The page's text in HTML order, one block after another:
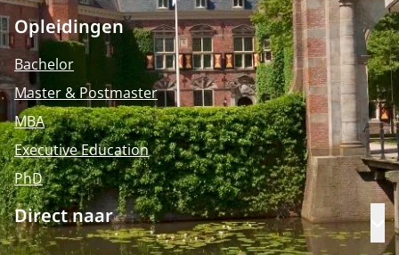
Opleidingen
Bachelor
Master & Postmaster
MBA
Executive Education
PhD
Direct naar